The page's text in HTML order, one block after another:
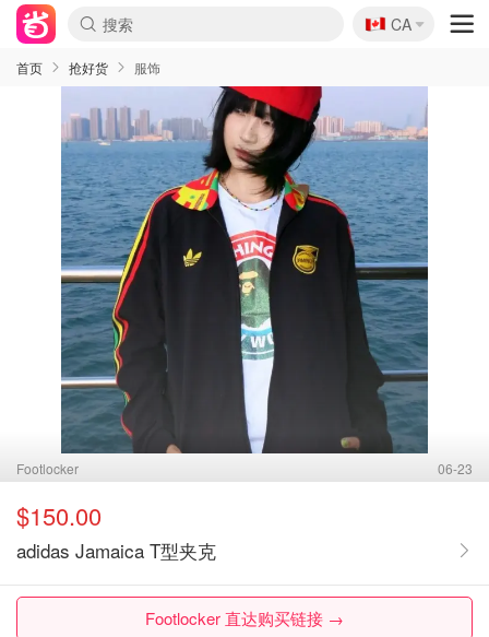
🇨🇦
CA
首页 抢好货 服饰
Footlocker 06-23
$150.00
adidas Jamaica T型夹克
Footlocker 直达购买链接 →